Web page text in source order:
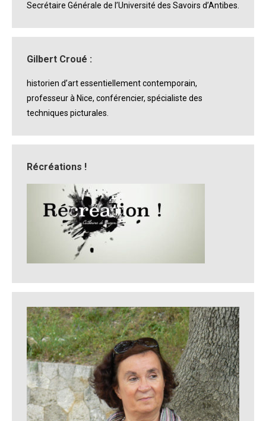
Secrétaire Générale de l’Université des Savoirs d’Antibes.
Gilbert Croué :
historien d’art essentiellement contemporain,
professeur à Nice, conférencier, spécialiste des
techniques picturales.
Récréations !